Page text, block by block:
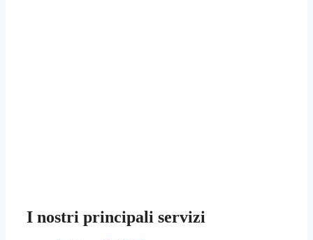
I nostri principali servizi